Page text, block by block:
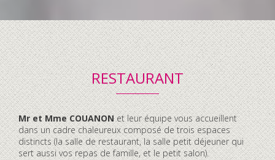
RESTAURANT
Contenu
accordéon
Mr et Mme COUANONet leur équipe vous accueillent
dans un cadre chaleureux composé de trois espaces
distincts (la salle de restaurant, la salle petit déjeuner qui
sert aussi vos repas de famille, et le petit salon).